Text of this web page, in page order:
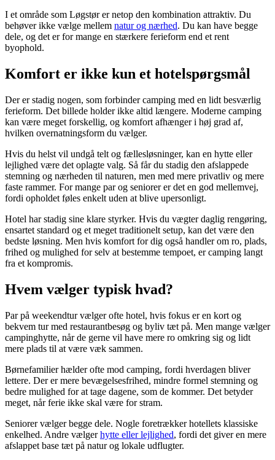
I et område som Løgstør er netop den kombination attraktiv. Du
behøver ikke vælge mellem natur og nærhed. Du kan have begge
dele, og det er for mange en stærkere ferieform end et rent
byophold.
Komfort er ikke kun et hotelspørgsmål
Der er stadig nogen, som forbinder camping med en lidt besværlig
ferieform. Det billede holder ikke altid længere. Moderne camping
kan være meget forskellig, og komfort afhænger i høj grad af,
hvilken overnatningsform du vælger.
Hvis du helst vil undgå telt og fællesløsninger, kan en hytte eller
lejlighed være det oplagte valg. Så får du stadig den afslappede
stemning og nærheden til naturen, men med mere privatliv og mere
faste rammer. For mange par og seniorer er det en god mellemvej,
fordi opholdet føles enkelt uden at blive upersonligt.
Hotel har stadig sine klare styrker. Hvis du vægter daglig rengøring,
ensartet standard og et meget traditionelt setup, kan det være den
bedste løsning. Men hvis komfort for dig også handler om ro, plads,
frihed og mulighed for selv at bestemme tempoet, er camping langt
fra et kompromis.
Hvem vælger typisk hvad?
Par på weekendtur vælger ofte hotel, hvis fokus er en kort og
bekvem tur med restaurantbesøg og byliv tæt på. Men mange vælger
campinghytte, når de gerne vil have mere ro omkring sig og lidt
mere plads til at være væk sammen.
Børnefamilier hælder ofte mod camping, fordi hverdagen bliver
lettere. Der er mere bevægelsesfrihed, mindre formel stemning og
bedre mulighed for at tage dagene, som de kommer. Det betyder
meget, når ferie ikke skal være for stram.
Seniorer vælger begge dele. Nogle foretrækker hotellets klassiske
enkelhed. Andre vælgerhytte eller lejlighed, fordi det giver en mere
afslappet base tæt på natur og lokale udflugter.